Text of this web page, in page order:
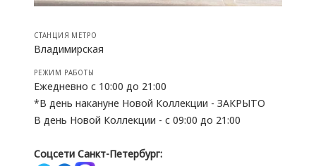
СТАНЦИЯ МЕТРО
Владимирская
РЕЖИМ РАБОТЫ
Ежедневно с 10:00 до 21:00
*В день накануне Новой Коллекции - ЗАКРЫТО
В день Новой Коллекции - с 09:00 до 21:00
Соцсети Санкт-Петербург: